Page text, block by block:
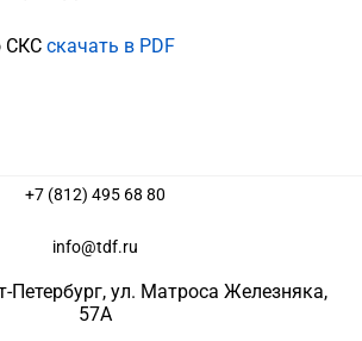
СКС скачать в PDF
+7 (812) 495 68 80
info@tdf.ru
Петербург, ул. Матроса Железняка,
57A